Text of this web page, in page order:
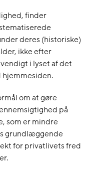
finder
deres (historiske)
ikke efter
i lyset af det
hjemmesiden.
om at gøre
på
som er mindre
grundlæggende
for privatlivets fred